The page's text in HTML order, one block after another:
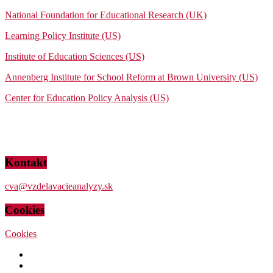
National Foundation for Educational Research (UK)
Learning Policy Institute (US)
Institute of Education Sciences (US)
Annenberg Institute for School Reform at Brown University (US)
Center for Education Policy Analysis (US)
Kontakt
cva@vzdelavacieanalyzy.sk
Cookies
Cookies